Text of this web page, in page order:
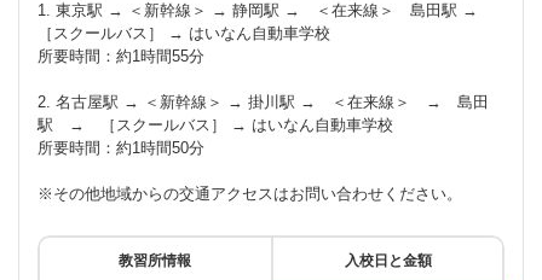
1. 東京駅 → ＜新幹線＞ → 静岡駅 → ＜在来線＞ 島田駅 →
［スクールバス］ → はいなん自動車学校
所要時間：約1時間55分
2. 名古屋駅 → ＜新幹線＞ → 掛川駅 → ＜在来線＞ → 島田
駅 → ［スクールバス］ → はいなん自動車学校
所要時間：約1時間50分
※その他地域からの交通アクセスはお問い合わせください。
教習所情報 入校日と金額